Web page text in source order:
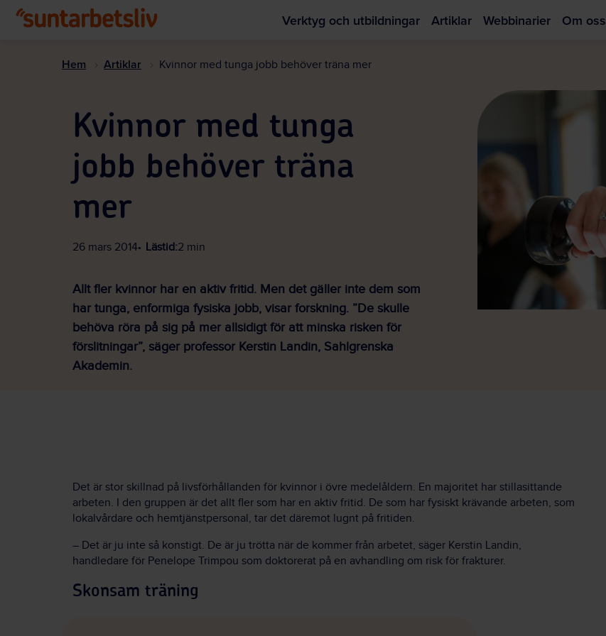
Verktyg och utbildningar Artiklar Webbinarier Om oss
Hem Artiklar Kvinnor med tunga jobb behöver träna mer
Kvinnor med tunga
jobb behöver träna
mer
26 mars 2014 Lästid:2 min
Allt fler kvinnor har en aktiv fritid. Men det gäller inte dem som
har tunga, enformiga fysiska jobb, visar forskning. ”De skulle
behöva röra på sig på mer allsidigt för att minska risken för
förslitningar”, säger professor Kerstin Landin, Sahlgrenska
Akademin.
Det är stor skillnad på livsförhållanden för kvinnor i övre medelåldern. En majoritet har stillasittande
arbeten. I den gruppen är det allt fler som har en aktiv fritid. De som har fysiskt krävande arbeten, som
lokalvårdare och hemtjänstpersonal, tar det däremot lugnt på fritiden.
– Det är ju inte så konstigt. De är ju trötta när de kommer från arbetet, säger Kerstin Landin,
handledare för Penelope Trimpou som doktorerat på en avhandling om risk för frakturer.
Skonsam träning